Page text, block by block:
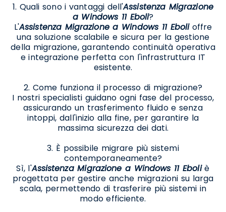
1. Quali sono i vantaggi dell'Assistenza Migrazione
a Windows 11 Eboli?
L'Assistenza Migrazione a Windows 11 Ebolioffre
una soluzione scalabile e sicura per la gestione
della migrazione, garantendo continuità operativa
e integrazione perfetta con l'infrastruttura IT
esistente.
2. Come funziona il processo di migrazione?
I nostri specialisti guidano ogni fase del processo,
assicurando un trasferimento fluido e senza
intoppi, dall'inizio alla fine, per garantire la
massima sicurezza dei dati.
3. È possibile migrare più sistemi
contemporaneamente?
Sì, l'Assistenza Migrazione a Windows 11 Eboliè
progettata per gestire anche migrazioni su larga
scala, permettendo di trasferire più sistemi in
modo efficiente.